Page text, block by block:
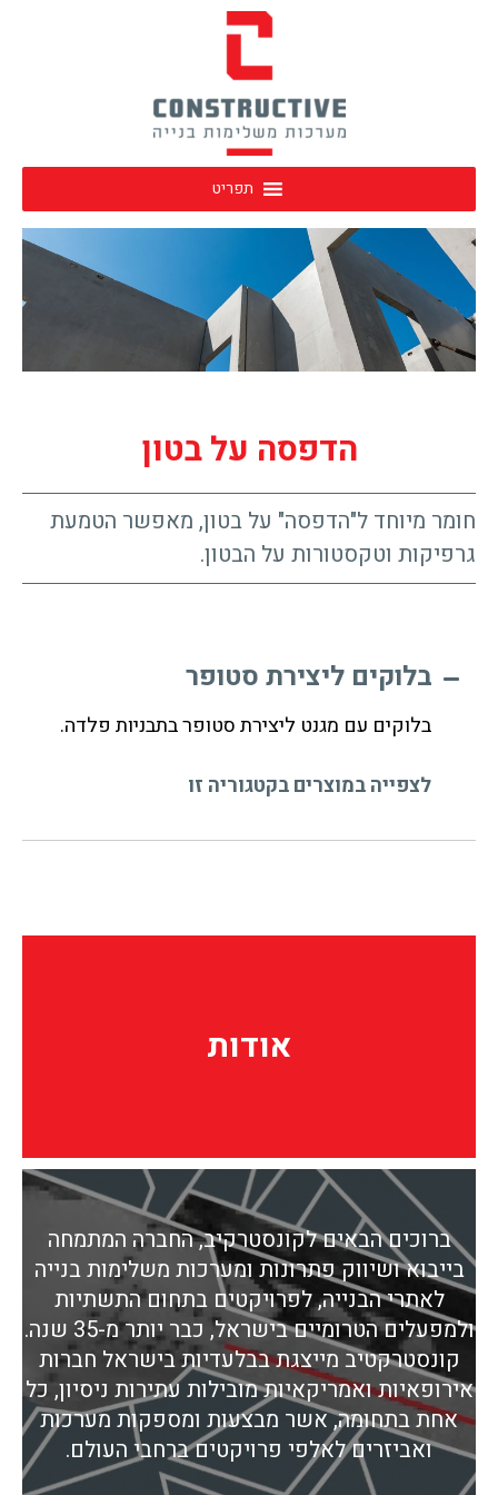
תפריט
הדפסה על בטון
חומר מיוחד ל"הדפסה" על בטון, מאפשר הטמעת
גרפיקות וטקסטורות על הבטון.
בלוקים ליצירת סטופר
בלוקים עם מגנט ליצירת סטופר בתבניות פלדה.
לצפייה במוצרים בקטגוריה זו
אודות
אודות
ברוכים הבאים לקונסטרקיב, החברה המתמחה
בייבוא ושיווק פתרונות ומערכות משלימות בנייה
לאתרי הבנייה, לפרויקטים בתחום התשתיות
ולמפעלים הטרומיים בישראל, כבר יותר מ-35 שנה.
קונסטרקטיב מייצגת בבלעדיות בישראל חברות
אירופאיות ואמריקאיות מובילות עתירות ניסיון, כל
אחת בתחומה, אשר מבצעות ומספקות מערכות
ואביזרים לאלפי פרויקטים ברחבי העולם.